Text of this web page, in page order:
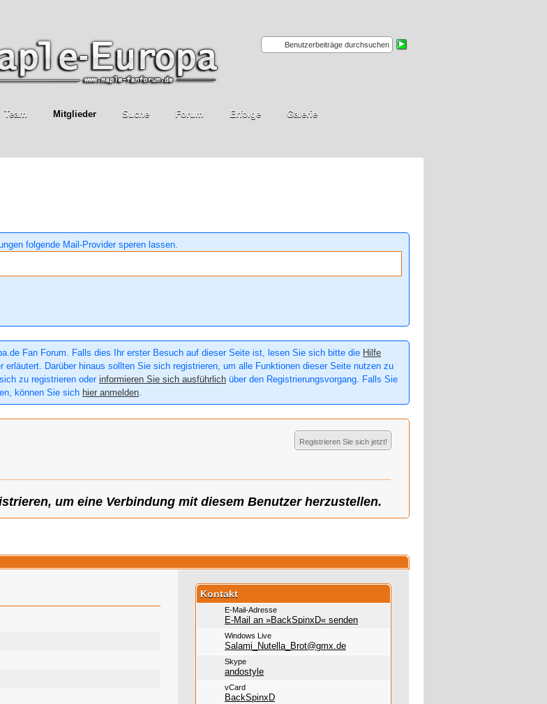
Team Mitglieder Suche Forum Erfolge Galerie
folgende Mail-Provider speren lassen.
Fan Forum. Falls dies Ihr erster Besuch auf dieser Seite ist, lesen Sie sich bitte die Hilfe
erläutert. Darüber hinaus sollten Sie sich registrieren, um alle Funktionen dieser Seite nutzen zu
zu registrieren oder informieren Sie sich ausführlich über den Registrierungsvorgang. Falls Sie
können Sie sich hier anmelden.
Registrieren Sie sich jetzt!
um eine Verbindung mit diesem Benutzer herzustellen.
Kontakt
E-Mail-Adresse
E-Mail an »BackSpinxD« senden
Windows Live
Salami_Nutella_Brot@gmx.de
Skype
andostyle
vCard
BackSpinxD